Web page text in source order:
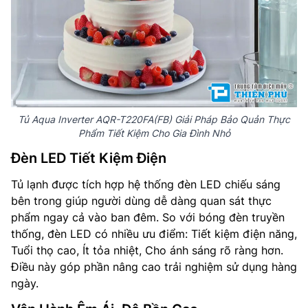
Tủ Aqua Inverter AQR-T220FA(FB) Giải Pháp Bảo Quản Thực
Phẩm Tiết Kiệm Cho Gia Đình Nhỏ
Đèn LED Tiết Kiệm Điện
Tủ lạnh được tích hợp hệ thống đèn LED chiếu sáng
bên trong giúp người dùng dễ dàng quan sát thực
phẩm ngay cả vào ban đêm. So với bóng đèn truyền
thống, đèn LED có nhiều ưu điểm: Tiết kiệm điện năng,
Tuổi thọ cao, Ít tỏa nhiệt, Cho ánh sáng rõ ràng hơn.
Điều này góp phần nâng cao trải nghiệm sử dụng hàng
ngày.